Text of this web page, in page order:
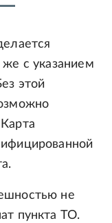
с указанием
этой
не
пункта ТО.